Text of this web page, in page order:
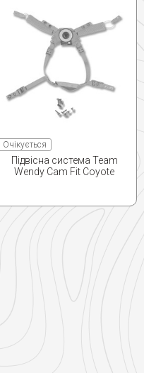
Очікується
Підвісна система Team
Wendy Cam Fit Coyote